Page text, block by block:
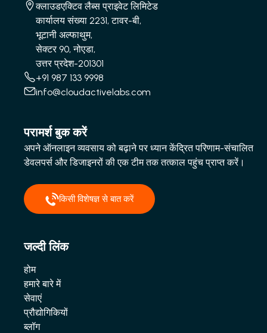
क्लाउडएक्टिव लैब्स प्राइवेट लिमिटेड
कार्यालय संख्या 2231, टावर-बी,
भूटानी अल्फाथुम,
सेक्टर 90, नोएडा,
उत्तर प्रदेश-201301
+91 987 133 9998
info@cloudactivelabs.com
परामर्श बुक करें
अपने ऑनलाइन व्यवसाय को बढ़ाने पर ध्यान केंद्रित परिणाम-संचालित
डेवलपर्स और डिजाइनरों की एक टीम तक तत्काल पहुंच प्राप्त करें।
किसी विशेषज्ञ से बात करें
जल्दी लिंक
होम
हमारे बारे में
सेवाएं
प्रौद्योगिकियों
ब्लॉग